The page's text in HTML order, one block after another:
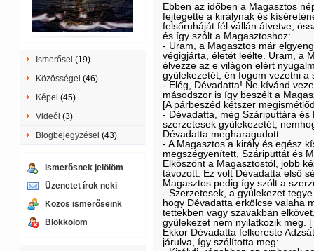
Ismerősei (19)
Közösségei (46)
Képei (45)
Videói (3)
Blogbejegyzései (43)
Ismerősnek jelölöm
Üzenetet írok neki
Közös ismerőseink
Blokkolom
Ebben az időben a Magasztos
fejtegette a királynak és
felsőruháját fél vállán átvetve,
és így szólt a Magasztoshoz:
- Uram, a Magasztos már
végigjárta, életét leélte. Uram, a
élvezze az e világon elért
gyülekezetét, én fogom vezetni a
- Elég, Dévadatta! Ne kívánd
másodszor is így beszélt a
[A párbeszéd kétszer
- Dévadatta, még Száriputtára
szerzetesek gyülekezetét,
Dévadatta megharagudott:
- A Magasztos a király és egész
megszégyenített, Száriputtát és
Elköszönt a Magasztostól, jobb
távozott. Ez volt Dévadatta első
Magasztos pedig így szólt a
- Szerzetesek, a gyülekezet
hogy Dévadatta erkölcse valaha
tettekben vagy szavakban
gyülekezet nem nyilatkozik meg.
Ekkor Dévadatta felkereste
járulva, így szólította meg: